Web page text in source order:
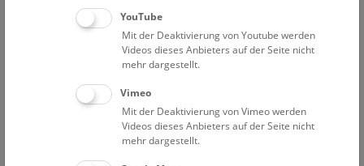
YouTube
Mit der Deaktivierung von Youtube werden
Videos dieses Anbieters auf der Seite nicht
mehr dargestellt.
Vimeo
Mit der Deaktivierung von Vimeo werden
Videos dieses Anbieters auf der Seite nicht
mehr dargestellt.